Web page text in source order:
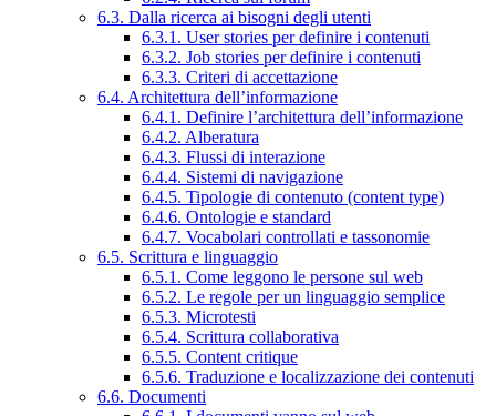
6.3. Dalla ricerca ai bisogni degli utenti
6.3.1. User stories per definire i contenuti
6.3.2. Job stories per definire i contenuti
6.3.3. Criteri di accettazione
6.4. Architettura dell’informazione
6.4.1. Definire l’architettura dell’informazione
6.4.2. Alberatura
6.4.3. Flussi di interazione
6.4.4. Sistemi di navigazione
6.4.5. Tipologie di contenuto (content type)
6.4.6. Ontologie e standard
6.4.7. Vocabolari controllati e tassonomie
6.5. Scrittura e linguaggio
6.5.1. Come leggono le persone sul web
6.5.2. Le regole per un linguaggio semplice
6.5.3. Microtesti
6.5.4. Scrittura collaborativa
6.5.5. Content critique
6.5.6. Traduzione e localizzazione dei contenuti
6.6. Documenti